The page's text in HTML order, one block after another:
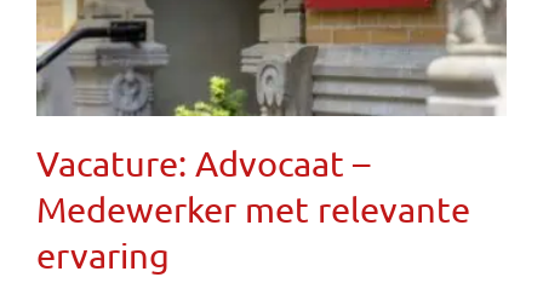
Vacature: Advocaat –
Medewerker met relevante
ervaring